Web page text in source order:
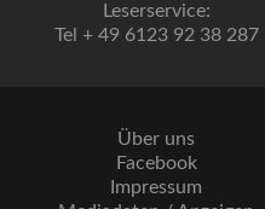
Leserservice:
Tel + 49 6123 92 38 287
Über uns
Facebook
Impressum